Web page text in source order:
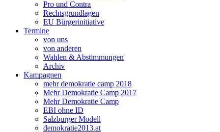
Pro und Contra
Rechtsgrundlagen
EU Bürgerinitiative
Termine
von uns
von anderen
Wahlen & Abstimmungen
Archiv
Kampagnen
mehr demokratie camp 2018
Mehr Demokratie Camp 2017
Mehr Demokratie Camp
EBI ohne ID
Salzburger Modell
demokratie2013.at